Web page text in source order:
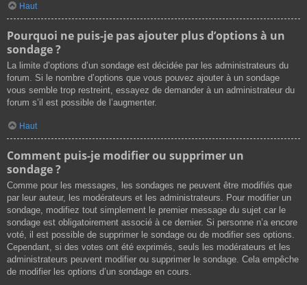
Haut
Pourquoi ne puis-je pas ajouter plus d’options à un
sondage ?
La limite d’options d’un sondage est décidée par les administrateurs du
forum. Si le nombre d’options que vous pouvez ajouter à un sondage
vous semble trop restreint, essayez de demander à un administrateur du
forum s’il est possible de l’augmenter.
Haut
Comment puis-je modifier ou supprimer un
sondage ?
Comme pour les messages, les sondages ne peuvent être modifiés que
par leur auteur, les modérateurs et les administrateurs. Pour modifier un
sondage, modifiez tout simplement le premier message du sujet car le
sondage est obligatoirement associé à ce dernier. Si personne n’a encore
voté, il est possible de supprimer le sondage ou de modifier ses options.
Cependant, si des votes ont été exprimés, seuls les modérateurs et les
administrateurs peuvent modifier ou supprimer le sondage. Cela empêche
de modifier les options d’un sondage en cours.